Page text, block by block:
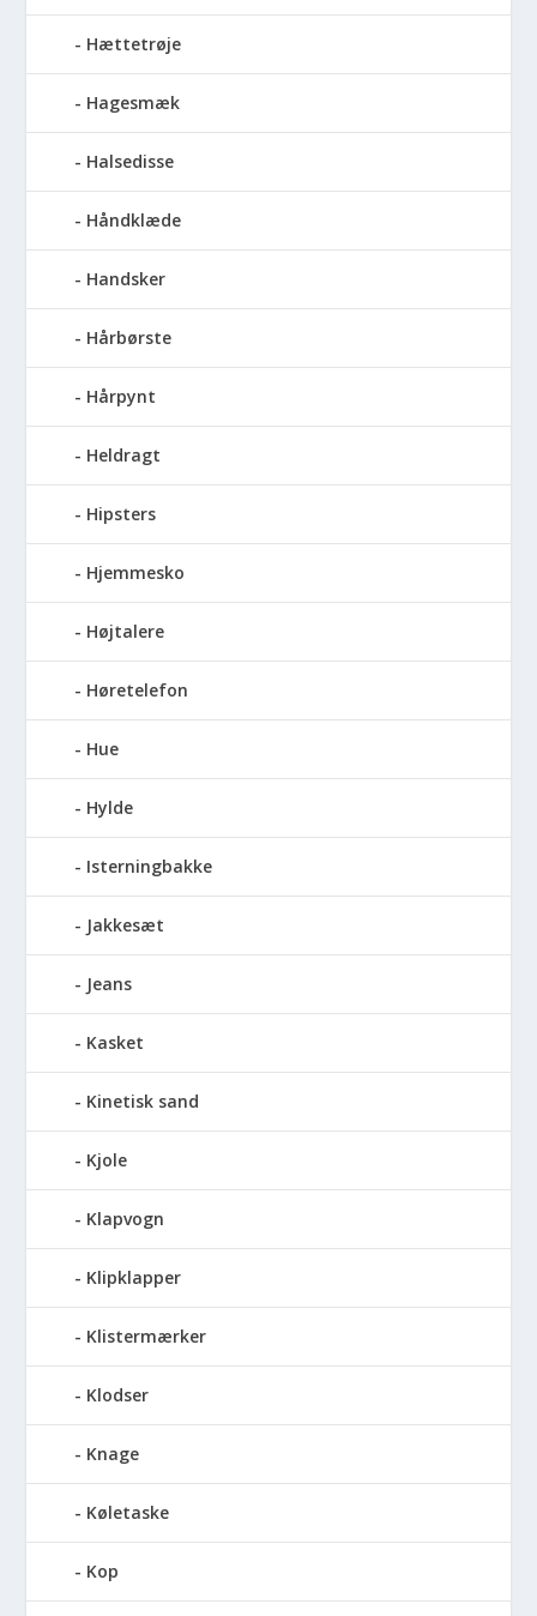
Hættetrøje
Hagesmæk
Halsedisse
Håndklæde
Handsker
Hårbørste
Hårpynt
Heldragt
Hipsters
Hjemmesko
Højtalere
Høretelefon
Hue
Hylde
Isterningbakke
Jakkesæt
Jeans
Kasket
Kinetisk sand
Kjole
Klapvogn
Klipklapper
Klistermærker
Klodser
Knage
Køletaske
Kop